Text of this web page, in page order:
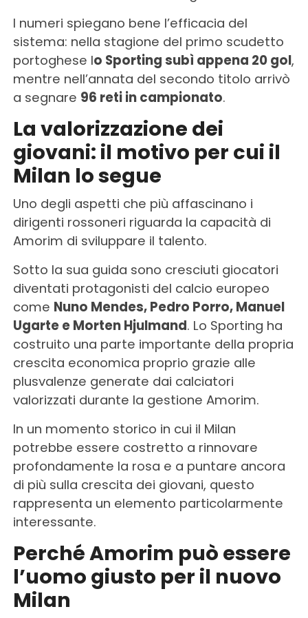
I numeri spiegano bene l’efficacia del
sistema: nella stagione del primo scudetto
portoghese lo Sporting subì appena 20 gol,
mentre nell’annata del secondo titolo arrivò
a segnare 96 reti in campionato.
La valorizzazione dei
giovani: il motivo per cui il
Milan lo segue
Uno degli aspetti che più affascinano i
dirigenti rossoneri riguarda la capacità di
Amorim di sviluppare il talento.
Sotto la sua guida sono cresciuti giocatori
diventati protagonisti del calcio europeo
come Nuno Mendes, Pedro Porro, Manuel
Ugarte e Morten Hjulmand. Lo Sporting ha
costruito una parte importante della propria
crescita economica proprio grazie alle
plusvalenze generate dai calciatori
valorizzati durante la gestione Amorim.
In un momento storico in cui il Milan
potrebbe essere costretto a rinnovare
profondamente la rosa e a puntare ancora
di più sulla crescita dei giovani, questo
rappresenta un elemento particolarmente
interessante.
Perché Amorim può essere
l’uomo giusto per il nuovo
Milan